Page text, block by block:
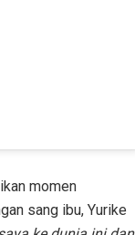
momen
sang ibu, Yurike